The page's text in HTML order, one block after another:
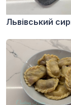
Львівський